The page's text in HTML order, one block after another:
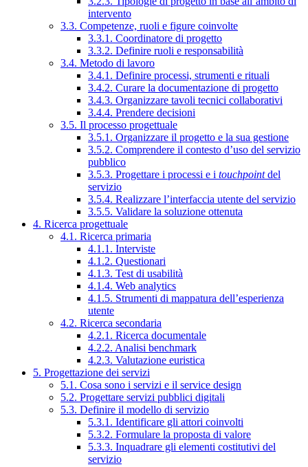
intervento
3.3. Competenze, ruoli e figure coinvolte
3.3.1. Coordinatore di progetto
3.3.2. Definire ruoli e responsabilità
3.4. Metodo di lavoro
3.4.1. Definire processi, strumenti e rituali
3.4.2. Curare la documentazione di progetto
3.4.3. Organizzare tavoli tecnici collaborativi
3.4.4. Prendere decisioni
3.5. Il processo progettuale
3.5.1. Organizzare il progetto e la sua gestione
3.5.2. Comprendere il contesto d’uso del servizio
pubblico
3.5.3. Progettare i processi e i touchpointdel
servizio
3.5.4. Realizzare l’interfaccia utente del servizio
3.5.5. Validare la soluzione ottenuta
4. Ricerca progettuale
4.1. Ricerca primaria
4.1.1. Interviste
4.1.2. Questionari
4.1.3. Test di usabilità
4.1.4. Web analytics
4.1.5. Strumenti di mappatura dell’esperienza
utente
4.2. Ricerca secondaria
4.2.1. Ricerca documentale
4.2.2. Analisi benchmark
4.2.3. Valutazione euristica
5. Progettazione dei servizi
5.1. Cosa sono i servizi e il service design
5.2. Progettare servizi pubblici digitali
5.3. Definire il modello di servizio
5.3.1. Identificare gli attori coinvolti
5.3.2. Formulare la proposta di valore
5.3.3. Inquadrare gli elementi costitutivi del
servizio